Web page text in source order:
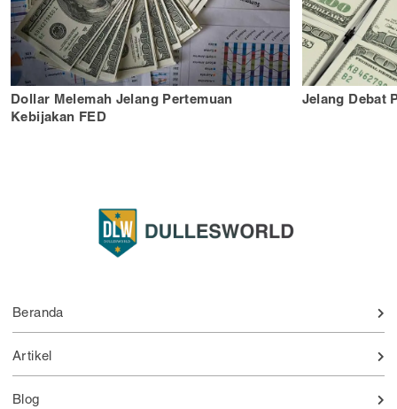
Dollar Melemah Jelang Pertemuan
Kebijakan FED
Jelang Debat
Beranda
Artikel
Blog